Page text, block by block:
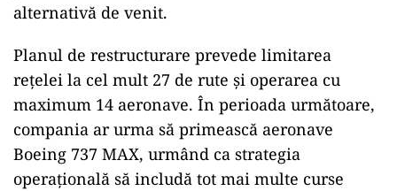
alternativă de venit.
Planul de restructurare prevede limitarea
rețelei la cel mult 27 de rute și operarea cu
maximum 14 aeronave. În perioada următoare,
compania ar urma să primească aeronave
Boeing 737 MAX, urmând ca strategia
operațională să includă tot mai multe curse